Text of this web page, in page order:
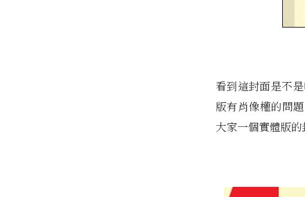
看到這封面是不
版有肖像權的問
大家一個實體版的